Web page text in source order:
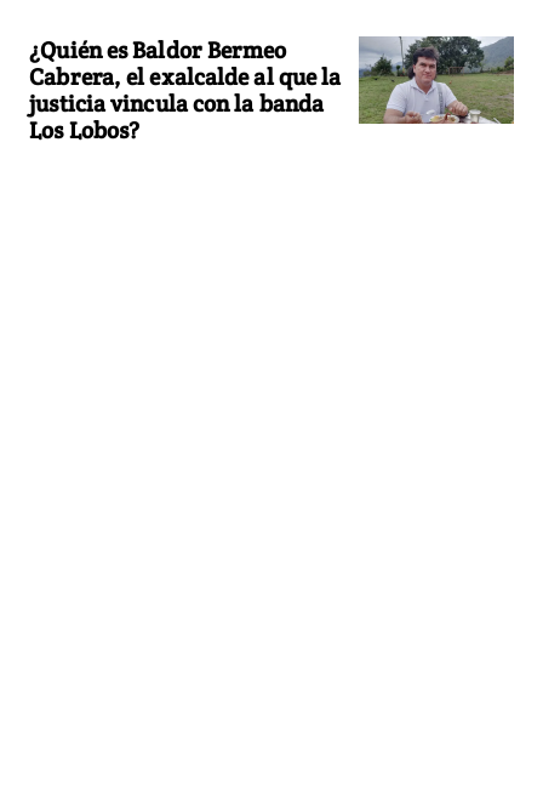
¿Quién es Baldor Bermeo
Cabrera, el exalcalde al que la
justicia vincula con la banda
Los Lobos?